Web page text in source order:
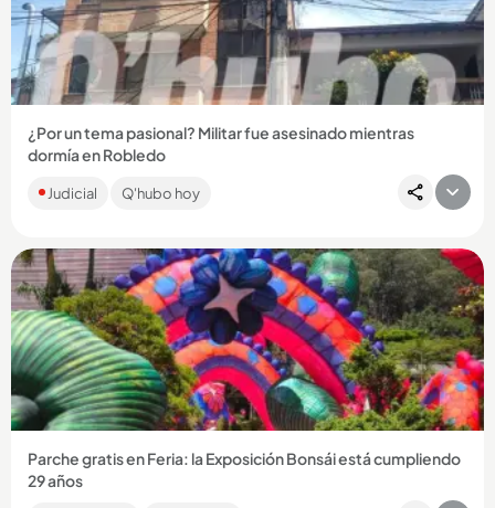
Compartir Noticia
¿Por un tema pasional? Militar fue asesinado mientras
dormía en Robledo
La víctima, César Augusto Hurtado Parra, era suboficial activo
del Ejército. Fue sorprendido cuando estaba durmiendo y
Judicial Q'hubo hoy
Compartir Noticia
Parche gratis en Feria: la Exposición Bonsái está cumpliendo
29 años